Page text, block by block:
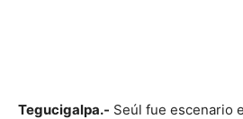
Tegucigalpa.- Seúl fue escenario